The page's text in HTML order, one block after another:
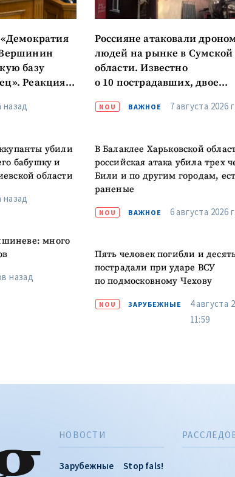
базу
Реакция
назад
убили
бабушку и
области
назад
много
назад
Россияне атаковали
людей на рынке в Сумской
области. Известно
о 10 пострадавших, двое
NOU ВАЖНОЕ 7 августа 2026
В Балаклее Харьковской
российская атака убила трех
Били и по другим городам,
раненые
NOU ВАЖНОЕ 6 августа 2026
Пять человек погибли и
пострадали при ударе ВСУ
по подмосковному Чехову
NOU ЗАРУБЕЖНЫЕ
4 августа
11:59
НОВОСТИ
Зарубежные Stop fals!